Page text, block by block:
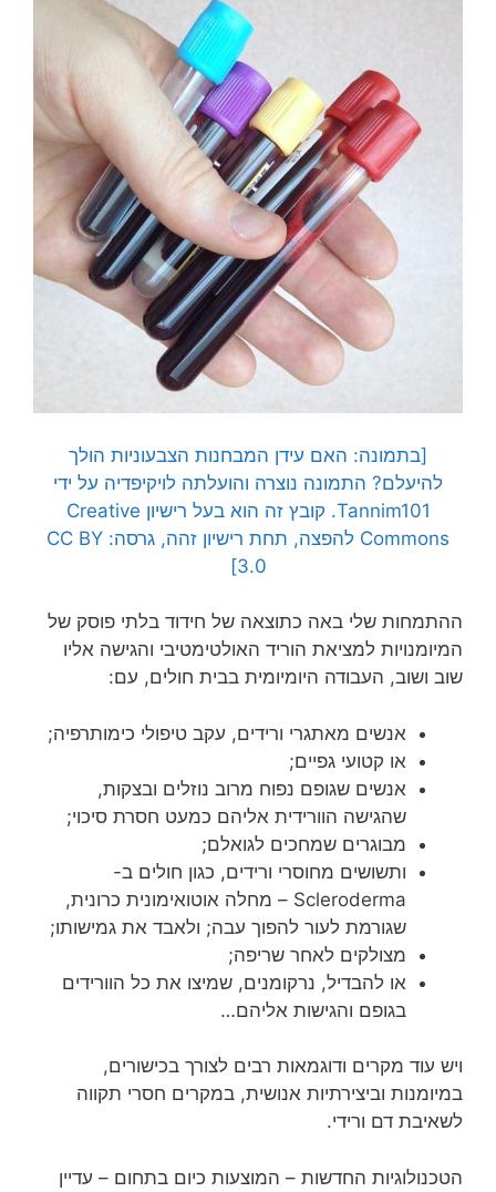
[בתמונה: האם עידן המבחנות הצבעוניות הולך
להיעלם? התמונה נוצרה והועלתה לויקיפדיה על ידי
Tannim101. קובץ זה הוא בעל רישיון Creative
Commons להפצה, תחת רישיון זהה, גרסה: CC BY
3.0]
ההתמחות שלי באה כתוצאה של חידוד בלתי פוסק של
המיומנויות למציאת הוריד האולטימטיבי והגישה אליו
שוב ושוב, העבודה היומיומית בבית חולים, עם:
אנשים מאתגרי ורידים, עקב טיפולי כימותרפיה;
או קטועי גפיים;
אנשים שגופם נפוח מרוב נוזלים ובצקות,
שהגישה הוורידית אליהם כמעט חסרת סיכוי;
מבוגרים שמחכים לגואלם;
ותשושים מחוסרי ורידים, כגון חולים ב-
Scleroderma – מחלה אוטואימונית כרונית,
שגורמת לעור להפוך עבה; ולאבד את גמישותו;
מצולקים לאחר שריפה;
או להבדיל, נרקומנים, שמיצו את כל הוורידים
בגופם והגישות אליהם…
ויש עוד מקרים ודוגמאות רבים לצורך בכישורים,
במיומנות וביצירתיות אנושית, במקרים חסרי תקווה
לשאיבת דם ורידי.
הטכנולוגיות החדשות – המוצעות כיום בתחום – עדיין